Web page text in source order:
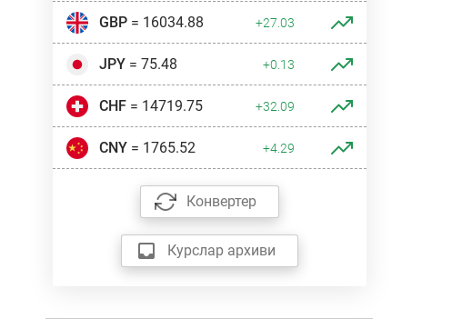
GBP= 16034.88 +27.03
JPY= 75.48 +0.13
CHF= 14719.75 +32.09
CNY= 1765.52 +4.29
Конвертер
Курслар архиви